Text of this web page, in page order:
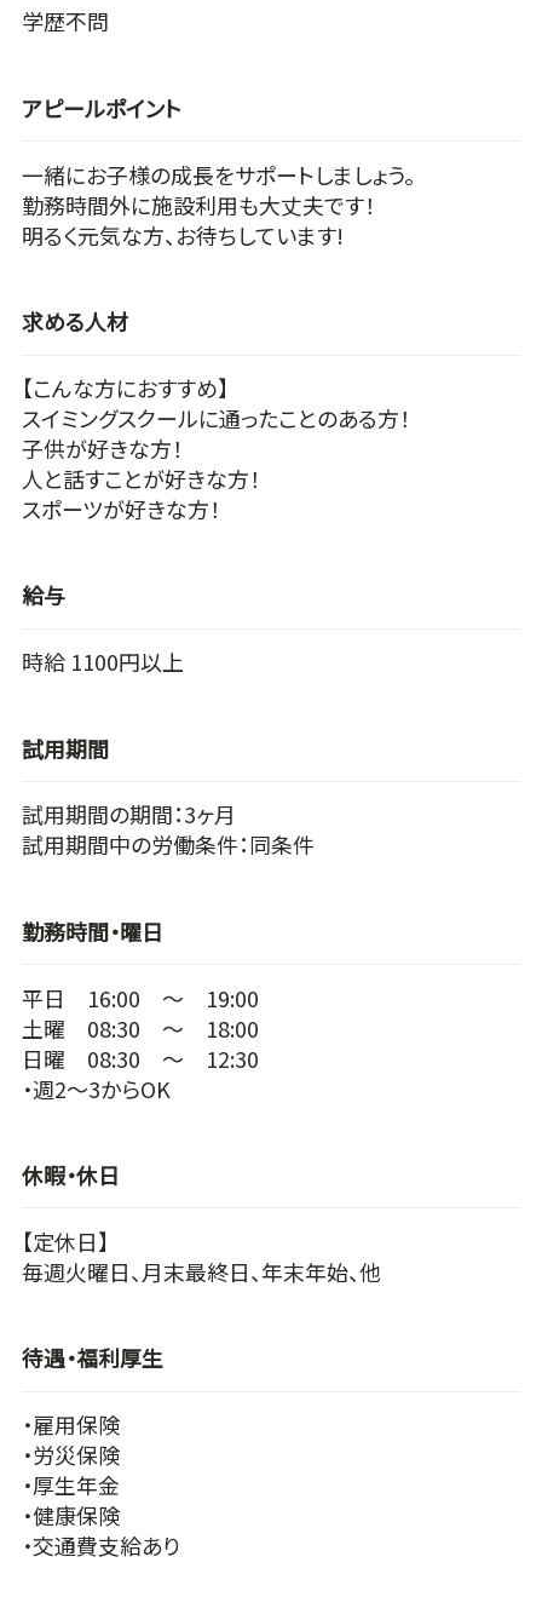
学歴不問
アピールポイント
一緒にお子様の成長をサポートしましょう。
勤務時間外に施設利用も大丈夫です！
明るく元気な方、お待ちしています!
求める人材
【こんな方におすすめ】
スイミングスクールに通ったことのある方！
子供が好きな方！
人と話すことが好きな方！
スポーツが好きな方！
給与
時給 1100円以上
試用期間
試用期間の期間：3ヶ月
試用期間中の労働条件：同条件
勤務時間・曜日
平日 16:00 ～ 19:00
土曜 08:30 ～ 18:00
日曜 08:30 ～ 12:30
・週2～3からOK
休暇・休日
【定休日】
毎週火曜日、月末最終日、年末年始、他
待遇・福利厚生
・雇用保険
・労災保険
・厚生年金
・健康保険
・交通費支給あり